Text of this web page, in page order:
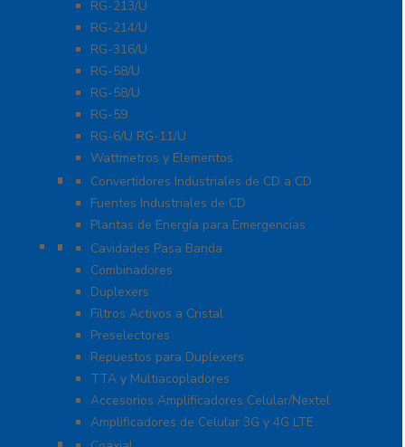
RG-213/U
RG-214/U
RG-316/U
RG-58/U
RG-58/U
RG-59
RG-6/U RG-11/U
Wattmetros y Elementos
Energía
Convertidores Industriales de CD a CD
Fuentes Industriales de CD
Plantas de Energía para Emergencias
Filtros y Sistemas en RF
Cavidades Pasa Banda
Combinadores
Duplexers
Filtros Activos a Cristal
Preselectores
Repuestos para Duplexers
TTA y Multiacopladores
Accesorios Amplificadores Celular/Nextel
Amplificadores de Celular 3G y 4G LTE
Protección Contra Descarga